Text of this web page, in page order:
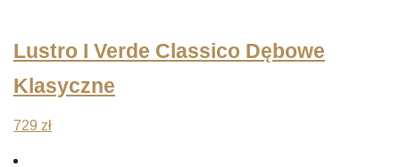
Lustro I Verde Classico Dębowe
Klasyczne
729 zł